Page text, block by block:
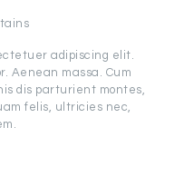
adipiscing elit.
Aenean massa. Cum
dis parturient montes,
felis, ultricies nec,